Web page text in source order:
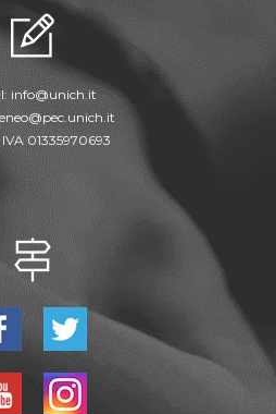
info@unich.it
01335970693